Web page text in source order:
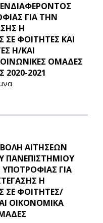
ΓΙΑ ΤΗΝ
Η
ΣΕ ΦΟΙΤΗΤΕΣ ΚΑΙ
Η/ΚΑΙ
ΟΜΑΔΕΣ
2021
ΑΙΤΗΣΕΩΝ
ΠΑΝΕΠΙΣΤΗΜΙΟΥ
ΓΙΑ
Η
ΣΕ ΦΟΙΤΗΤΕΣ/
ΟΙΚΟΝΟΜΙΚΑ